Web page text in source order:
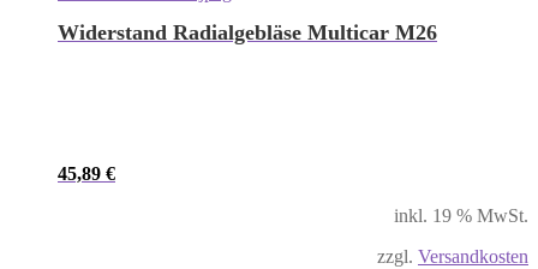
Widerstand Radialgebläse Multicar M26
45,89 €
inkl. 19 % MwSt.
zzgl. Versandkosten